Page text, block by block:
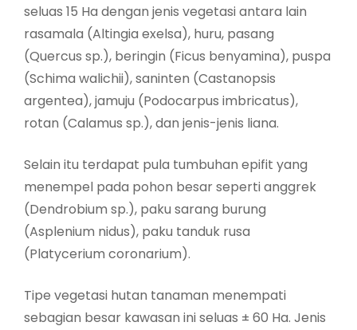
seluas 15 Ha dengan jenis vegetasi antara lain
rasamala (Altingia exelsa), huru, pasang
(Quercus sp.), beringin (Ficus benyamina), puspa
(Schima walichii), saninten (Castanopsis
argentea), jamuju (Podocarpus imbricatus),
rotan (Calamus sp.), dan jenis-jenis liana.
Selain itu terdapat pula tumbuhan epifit yang
menempel pada pohon besar seperti anggrek
(Dendrobium sp.), paku sarang burung
(Asplenium nidus), paku tanduk rusa
(Platycerium coronarium).
Tipe vegetasi hutan tanaman menempati
sebagian besar kawasan ini seluas ± 60 Ha. Jenis